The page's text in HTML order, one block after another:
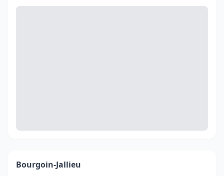
Bourgoin-Jallieu